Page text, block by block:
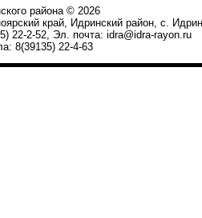
района © 2026
край, Идринский район, с.
22-2-52, Эл. почта: idra@idra-rayon.ru
8(39135) 22-4-63